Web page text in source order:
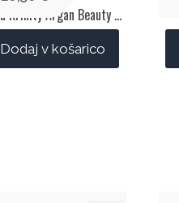
Vitha Krinity Argan Beauty Oil
Dodaj v košarico